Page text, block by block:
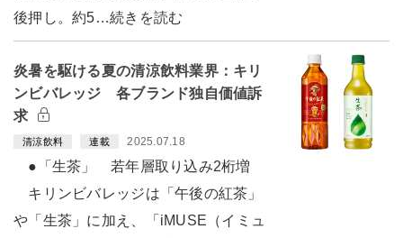
後押し。約5…続きを読む
炎暑を駆ける夏の清涼飲料業界：キリ
ンビバレッジ 各ブランド独自価値訴
求
清涼飲料 連載 2025.07.18
●「生茶」 若年層取り込み2桁増
キリンビバレッジは「午後の紅茶」
や「生茶」に加え、「iMUSE（イミュ